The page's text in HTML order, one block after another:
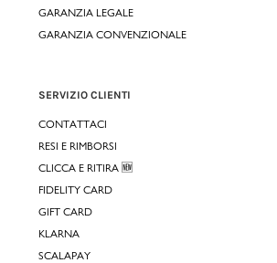
GARANZIA LEGALE
GARANZIA CONVENZIONALE
SERVIZIO CLIENTI
CONTATTACI
RESI E RIMBORSI
CLICCA E RITIRA 🆕
FIDELITY CARD
GIFT CARD
KLARNA
SCALAPAY